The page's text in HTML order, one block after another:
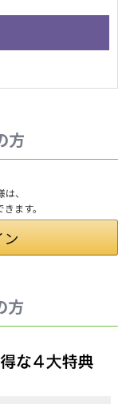
方
、
ます。
方